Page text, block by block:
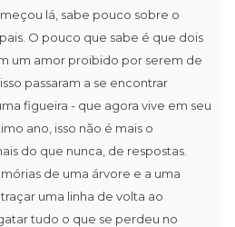
lá, sabe pouco sobre o
O pouco que sabe é que dois
um amor proibido por serem de
passaram a se encontrar
figueira - que agora vive em seu
ano, isso não é mais o
do que nunca, de respostas.
de uma árvore e a uma
uma linha de volta ao
tudo o que se perdeu no